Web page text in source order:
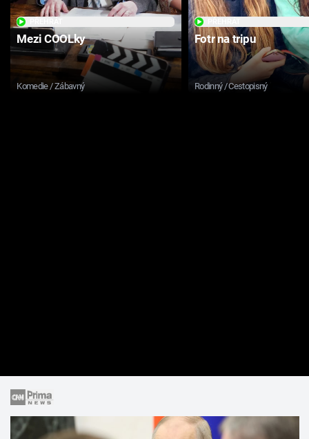
Mezi COOLky
Komedie / Zábavný
Fotr na tripu
Rodinný / Cestopisný